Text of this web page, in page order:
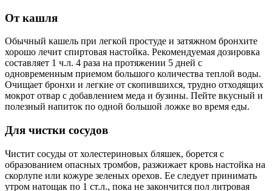
От кашля
Обычный кашель при легкой простуде и затяжном бронхите
хорошо лечит спиртовая настойка. Рекомендуемая дозировка
составляет 1 ч.л. 4 раза на протяжении 5 дней с
одновременным приемом большого количества теплой воды.
Очищает бронхи и легкие от скопившихся, трудно отходящих
мокрот отвар с добавлением меда и бузины. Пейте вкусный и
полезный напиток по одной большой ложке во время еды.
Для чистки сосудов
Чистит сосуды от холестериновых бляшек, борется с
образованием опасных тромбов, разжижает кровь настойка на
скорлупе или кожуре зеленых орехов. Ее следует принимать
утром натощак по 1 ст.л., пока не закончится пол литровая